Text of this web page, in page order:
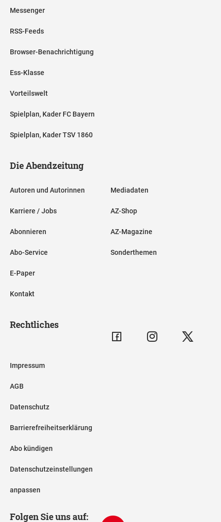
Messenger
RSS-Feeds
Browser-Benachrichtigung
Ess-Klasse
Vorteilswelt
Spielplan, Kader FC Bayern
Spielplan, Kader TSV 1860
Die Abendzeitung
Autoren und Autorinnen
Karriere / Jobs
Abonnieren
Abo-Service
E-Paper
Kontakt
Mediadaten
AZ-Shop
AZ-Magazine
Sonderthemen
Rechtliches
Impressum
AGB
Datenschutz
Barrierefreiheitserklärung
Abo kündigen
Datenschutzeinstellungen
anpassen
Folgen Sie uns auf: